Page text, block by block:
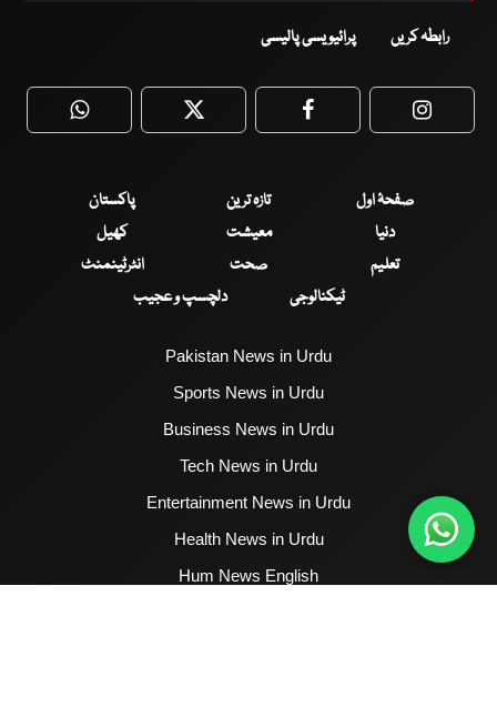
رابطہ کریں پرائیویسی پالیسی
WhatsApp Twitter Facebook
صفحۂ اول تازہ ترین
پاکستان
دنیا
معیشت
کھیل
تعلیم
صحت
انٹرٹینمنٹ
ٹیکنالوجی
دلچسپ و عجیب
Pakistan News in Urdu
Sports News in Urdu
Business News in Urdu
Tech News in Urdu
Entertainment News in Urdu
Health News in Urdu
Hum News English